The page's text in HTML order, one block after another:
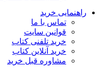
راهنمایی خرید
تماس با ما
قوانین سایت
خرید تلفنی کتاب
خرید آنلاین کتاب
مشاوره قبل خرید